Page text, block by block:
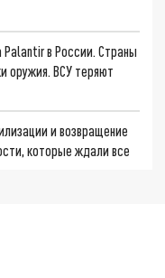
в России. Страны
оружия. ВСУ теряют
и возвращение
которые ждали все